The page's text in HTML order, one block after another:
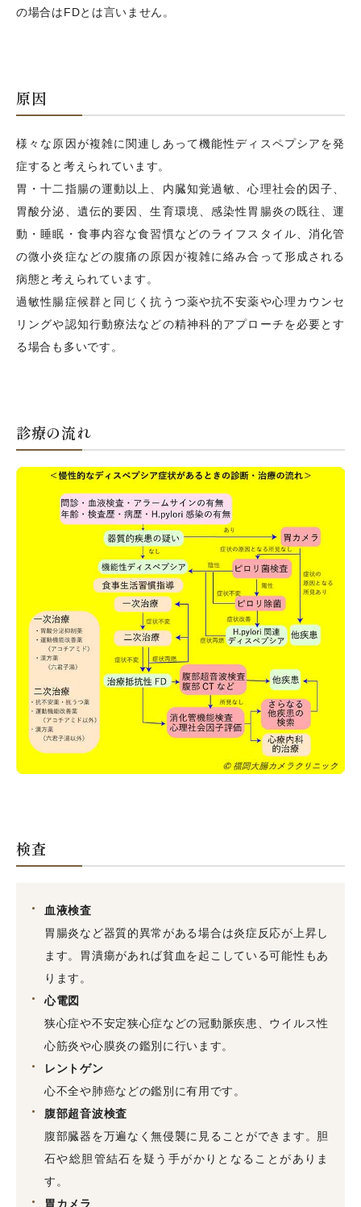
の場合はFDとは言いません。
原因
様々な原因が複雑に関連しあって機能性ディスペプシアを発
症すると考えられています。
胃・十二指腸の運動以上、内臓知覚過敏、心理社会的因子、
胃酸分泌、遺伝的要因、生育環境、感染性胃腸炎の既往、運
動・睡眠・食事内容な食習慣などのライフスタイル、消化管
の微小炎症などの腹痛の原因が複雑に絡み合って形成される
病態と考えられています。
過敏性腸症候群と同じく抗うつ薬や抗不安薬や心理カウンセ
リングや認知行動療法などの精神科的アプローチを必要とす
る場合も多いです。
診療の流れ
検査
血液検査
胃腸炎など器質的異常がある場合は炎症反応が上昇し
ます。胃潰瘍があれば貧血を起こしている可能性もあ
ります。
心電図
狭心症や不安定狭心症などの冠動脈疾患、ウイルス性
心筋炎や心膜炎の鑑別に行います。
レントゲン
心不全や肺癌などの鑑別に有用です。
腹部超音波検査
腹部臓器を万遍なく無侵襲に見ることができます。胆
石や総胆管結石を疑う手がかりとなることがありま
す。
胃カメラ